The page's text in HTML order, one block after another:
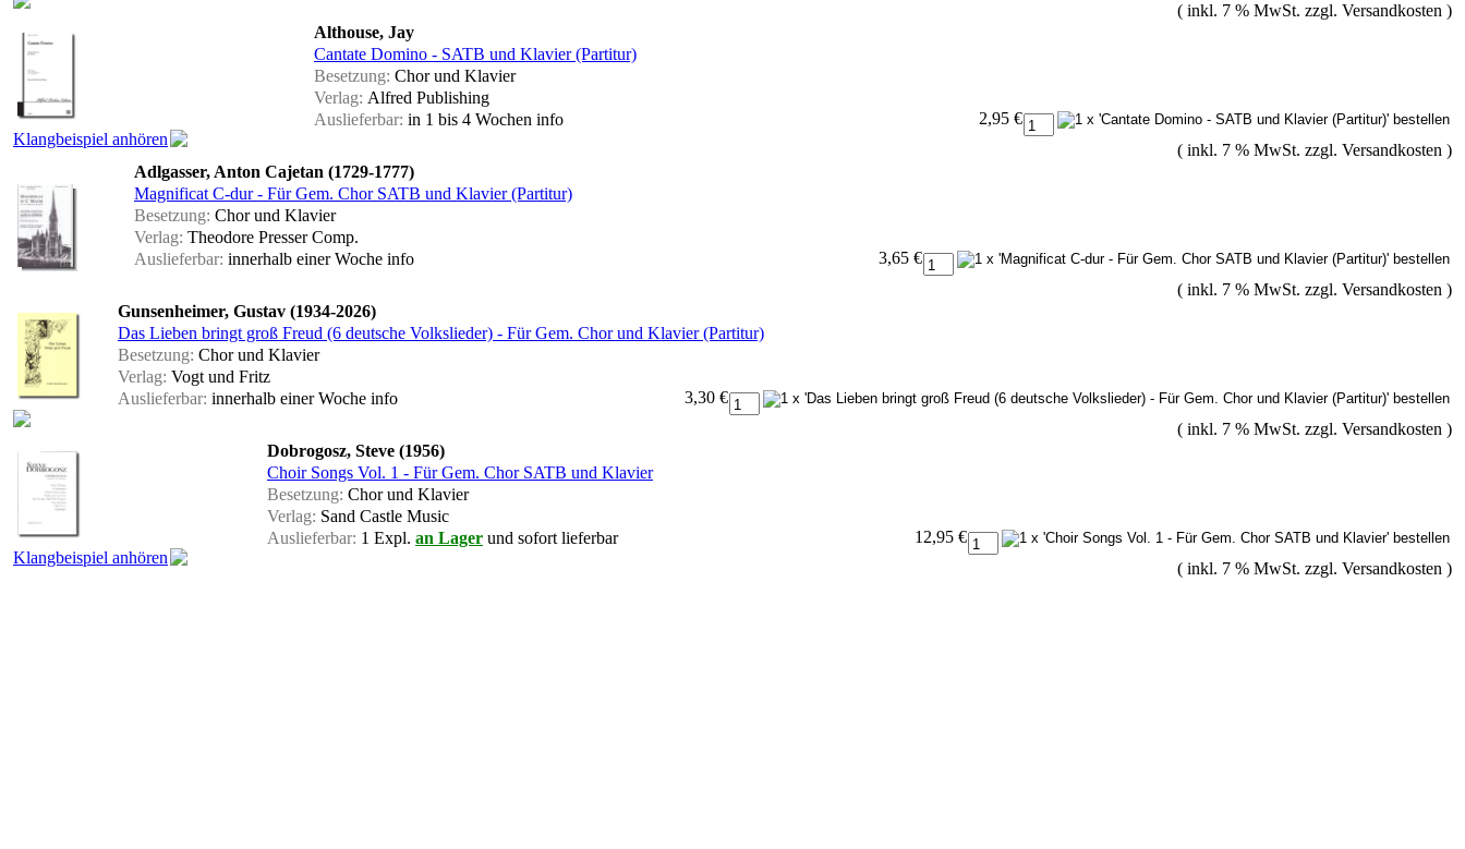
( inkl. 7 % MwSt. zzgl. Versandkosten )
Klangbeispiel anhören
Althouse, Jay
Cantate Domino - SATB und Klavier (Partitur)
Besetzung: Chor und Klavier
Verlag: Alfred Publishing
Auslieferbar: in 1 bis 4 Wochen info
2,95 €
( inkl. 7 % MwSt. zzgl. Versandkosten )
Adlgasser, Anton Cajetan (1729-1777)
Magnificat C-dur - Für Gem. Chor SATB und Klavier (Partitur)
Besetzung: Chor und Klavier
Verlag: Theodore Presser Comp.
Auslieferbar: innerhalb einer Woche info
3,65 €
( inkl. 7 % MwSt. zzgl. Versandkosten )
Gunsenheimer, Gustav (1934-2026)
Das Lieben bringt groß Freud (6 deutsche Volkslieder) - Für Gem. Chor und Klavier (Partitur)
Besetzung: Chor und Klavier
Verlag: Vogt und Fritz
Auslieferbar: innerhalb einer Woche info
3,30 €
( inkl. 7 % MwSt. zzgl. Versandkosten )
Klangbeispiel anhören
Dobrogosz, Steve (1956)
Choir Songs Vol. 1 - Für Gem. Chor SATB und Klavier
Besetzung: Chor und Klavier
Verlag: Sand Castle Music
Auslieferbar: 1 Expl. an Lager und sofort lieferbar
12,95 €
( inkl. 7 % MwSt. zzgl. Versandkosten )